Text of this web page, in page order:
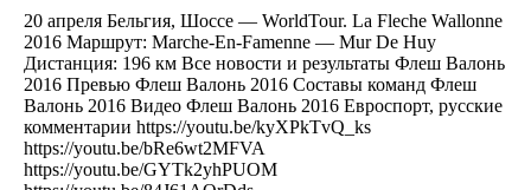
20 апреля Бельгия, Шоссе — WorldTour. La Fleche Wallonne
2016 Маршрут: Marche-En-Famenne — Mur De Huy
Дистанция: 196 км Все новости и результаты Флеш Валонь
2016 Превью Флеш Валонь 2016 Составы команд Флеш
Валонь 2016 Видео Флеш Валонь 2016 Евроспорт, русские
комментарии https://youtu.be/kyXPkTvQ_ks
https://youtu.be/bRe6wt2MFVA
https://youtu.be/GYTk2yhPUOM